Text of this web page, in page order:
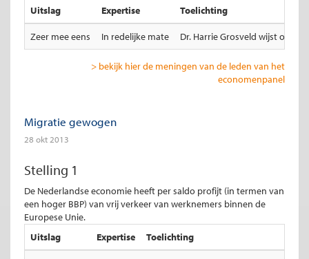
Uitslag
Expertise Toelichting
Zeer mee eens In redelijke mate Dr. Harrie Grosveld wijst op de
> bekijk hier de meningen van de leden van het
economenpanel
Migratie gewogen
28 okt 2013
Stelling 1
De Nederlandse economie heeft per saldo profijt (in termen van
een hoger BBP) van vrij verkeer van werknemers binnen de
Europese Unie.
Uitslag
Expertise Toelichting